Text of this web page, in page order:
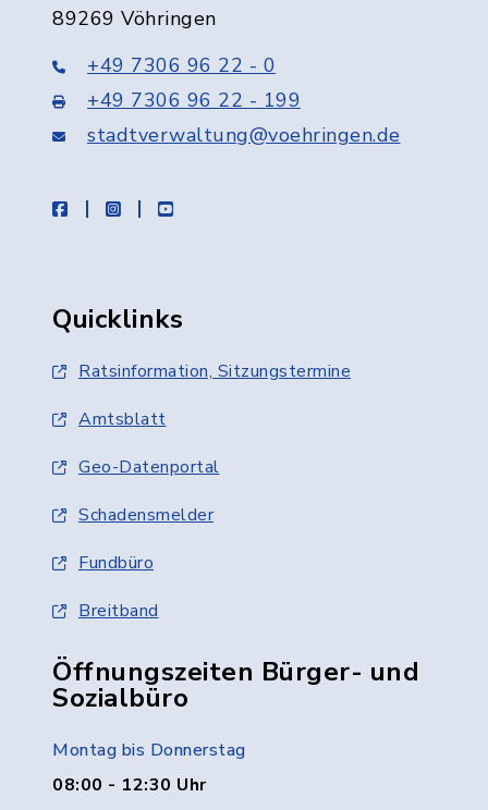
89269 Vöhringen
+49 7306 96 22 - 0
+49 7306 96 22 - 199
stadtverwaltung@voehringen.de
facebookinstagramyoutube
Quicklinks
Ratsinformation, Sitzungstermine
Amtsblatt
Geo-Datenportal
Schadensmelder
Fundbüro
Breitband
Öffnungszeiten Bürger- und
Sozialbüro
Montag bis Donnerstag
08:00 - 12:30 Uhr